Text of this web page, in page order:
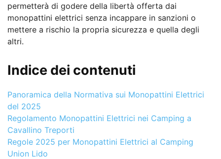
permetterà di godere della libertà offerta dai
monopattini elettrici senza incappare in sanzioni o
mettere a rischio la propria sicurezza e quella degli
altri.
Indice dei contenuti
Panoramica della Normativa sui Monopattini Elettrici
del 2025
Regolamento Monopattini Elettrici nei Camping a
Cavallino Treporti
Regole 2025 per Monopattini Elettrici al Camping
Union Lido